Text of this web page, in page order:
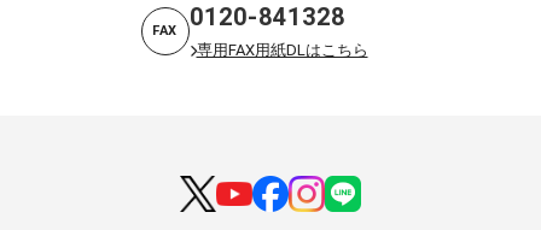
FAX 0120-841328
専用FAX用紙DLはこちら